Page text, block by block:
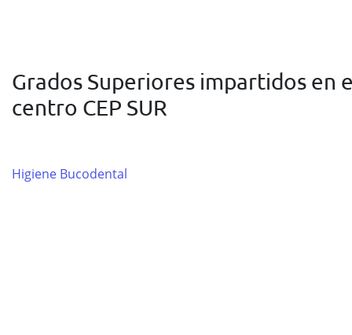
Grados Superiores impartidos en
centro CEP SUR
Higiene Bucodental